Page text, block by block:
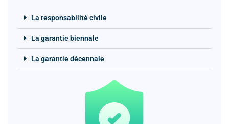
La responsabilité civile
La garantie biennale
La garantie décennale